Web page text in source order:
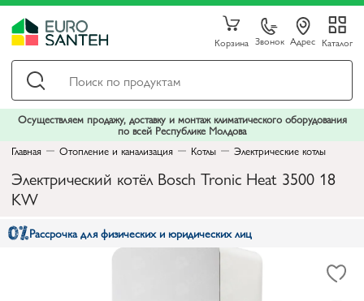
Корзина Звонок Адрес Каталог
Осуществляем продажу, доставку и монтаж климатического оборудования
по всей Республике Молдова
Главная
Отопление и канализация Котлы Электрические котлы
Электрический котёл Bosch Tronic Heat 3500 18
KW
Рассрочка для физических и юридических лиц